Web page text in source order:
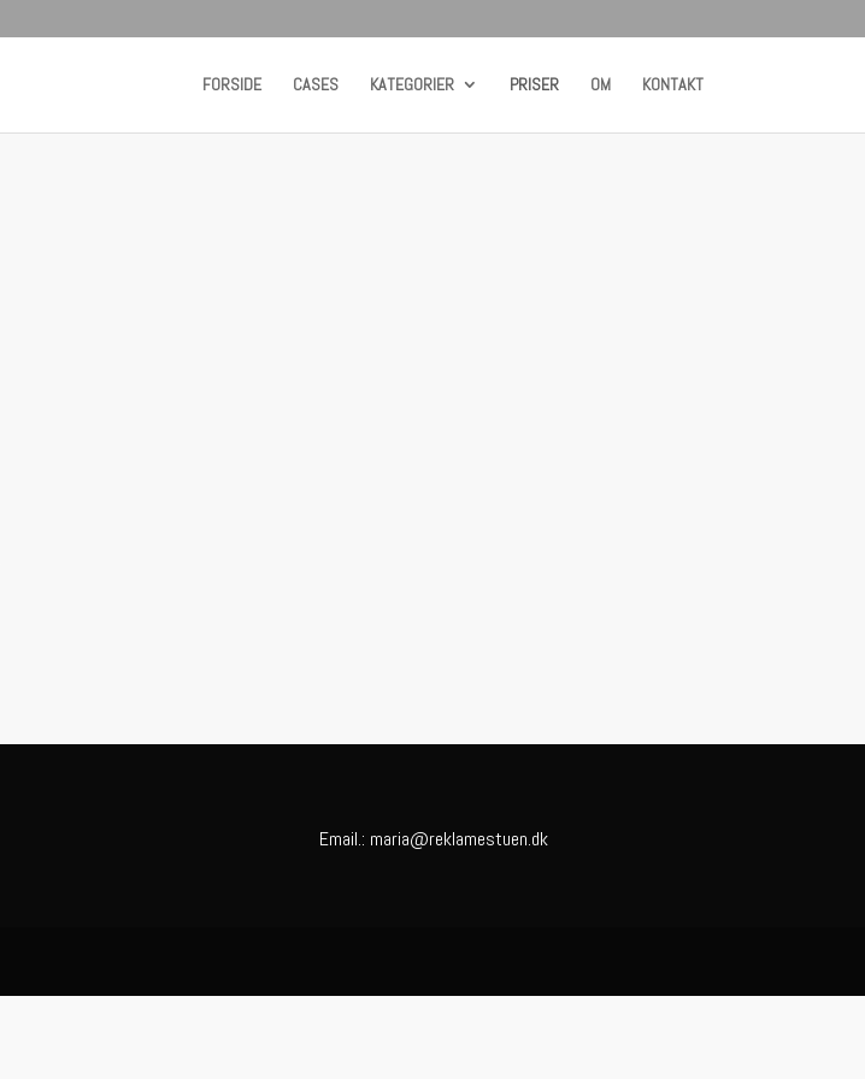
FORSIDE CASES KATEGORIER PRISER OM KONTAKT
Email.: maria@reklamestuen.dk